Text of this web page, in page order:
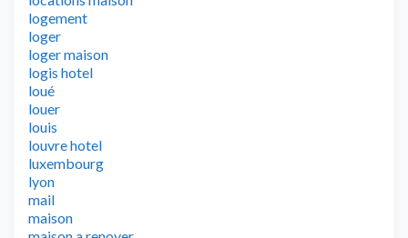
logement
loger
loger maison
logis hotel
loué
louer
louis
louvre hotel
luxembourg
lyon
mail
maison